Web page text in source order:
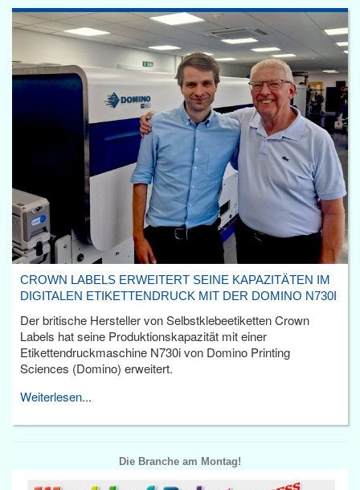
CROWN LABELS ERWEITERT SEINE KAPAZITÄTEN IM
DIGITALEN ETIKETTENDRUCK MIT DER DOMINO N730I
Der britische Hersteller von Selbstklebeetiketten Crown
Labels hat seine Produktionskapazität mit einer
Etikettendruckmaschine N730i von Domino Printing
Sciences (Domino) erweitert.
Weiterlesen...
Die Branche am Montag!